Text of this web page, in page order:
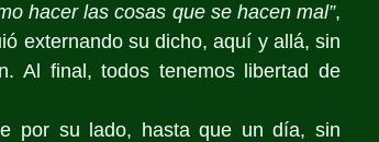
hacer las cosas que se hacen mal”,
externando su dicho, aquí y allá, sin
Al final, todos tenemos libertad de
por su lado, hasta que un día, sin